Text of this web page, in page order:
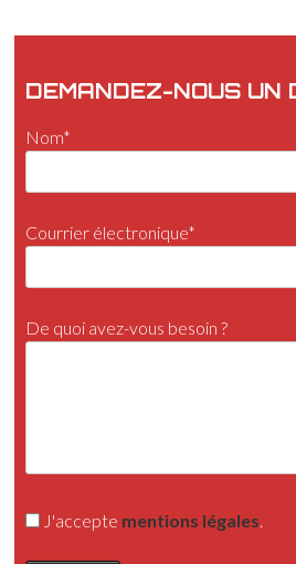
DEMANDEZ-NOUS UN
Nom*
Courrier électronique*
De quoi avez-vous besoin ?
J'accepte mentions légales